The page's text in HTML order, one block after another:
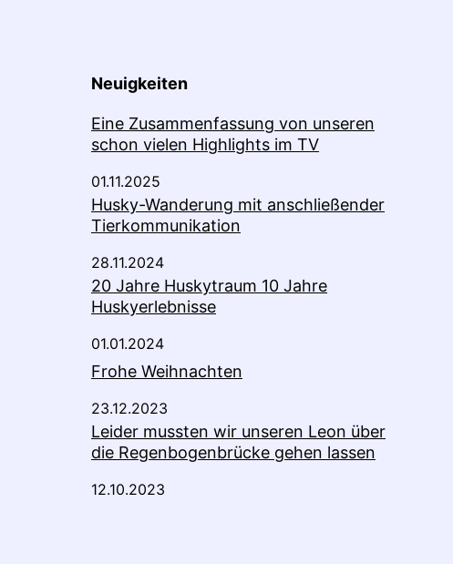
Neuigkeiten
Eine Zusammenfassung von unseren
schon vielen Highlights im TV
01.11.2025
Husky-Wanderung mit anschließender
Tierkommunikation
28.11.2024
20 Jahre Huskytraum 10 Jahre
Huskyerlebnisse
01.01.2024
Frohe Weihnachten
23.12.2023
Leider mussten wir unseren Leon über
die Regenbogenbrücke gehen lassen
12.10.2023